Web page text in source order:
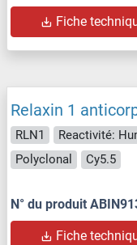
Fiche
Relaxin 1
RLN1 Reactivité:
Polyclonal
Cy5.5
N° du produit
Fiche